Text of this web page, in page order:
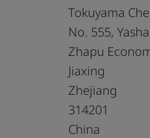
Tokuyama
No. 555,
Zhapu
Jiaxing
Zhejiang
314201
China